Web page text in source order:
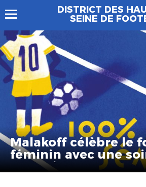
DISTRICT DES
SEINE DE
Malakoff célèbre le
féminin avec une
engagée